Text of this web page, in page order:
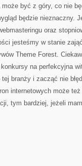
być z góry, co nie
będzie nieznaczny.
oraz
jesteśmy w stanie
Theme Forest.
na perfekcyjna
branży i zacząć nie
internetowych może
tym bardziej, jeżeli